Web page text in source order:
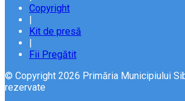
Copyright
Kit de presă
Fii Pregătit
© Copyright 2026 Primăria Municipiului
rezervate